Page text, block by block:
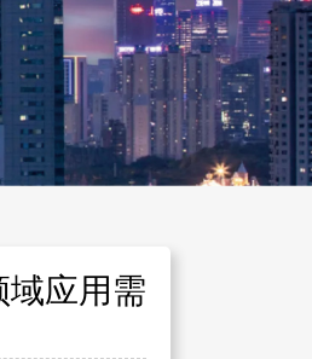
应用需求